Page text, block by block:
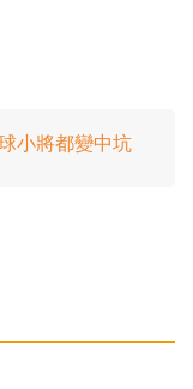
小將都變中坑